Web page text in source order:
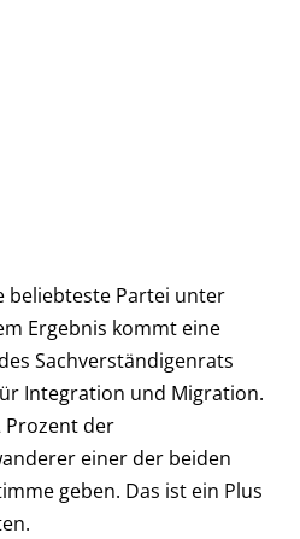
beliebteste Partei unter
Ergebnis kommt eine
Sachverständigenrats
Integration und Migration.
Prozent der
einer der beiden
geben. Das ist ein Plus